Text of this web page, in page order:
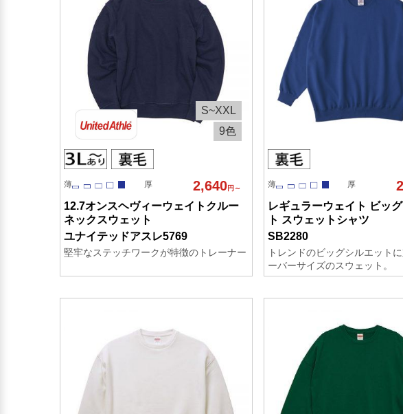
9色
S~XXL
薄 厚 2,640円～
12.7オンスヘヴィーウェイトクルー
ネックスウェット
ユナイテッドアスレ5769
堅牢なステッチワークが特徴のトレーナー
薄 厚
レギュラーウェイト ビッ
ト スウェットシャツ
SB2280
トレンドのビッグシルエット
ーバーサイズのスウェット。